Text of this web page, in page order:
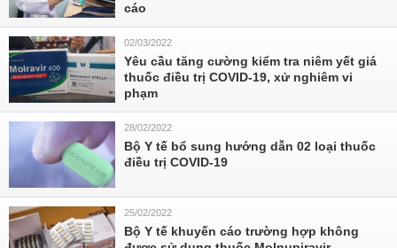
cáo
02/03/2022
Yêu cầu tăng cường kiểm tra niêm yết giá
thuốc điều trị COVID-19, xử nghiêm vi
phạm
28/02/2022
Bộ Y tế bổ sung hướng dẫn 02 loại thuốc
điều trị COVID-19
25/02/2022
Bộ Y tế khuyến cáo trường hợp không